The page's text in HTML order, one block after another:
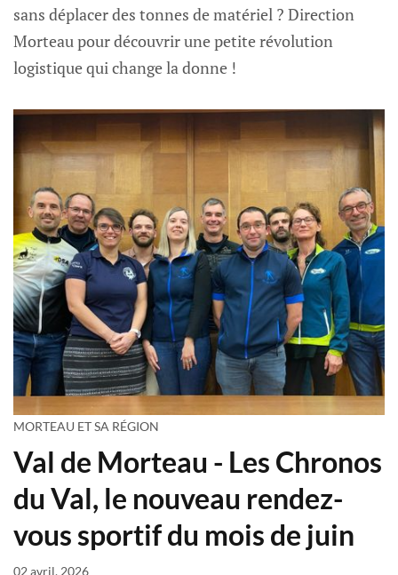
sans déplacer des tonnes de matériel ? Direction
Morteau pour découvrir une petite révolution
logistique qui change la donne !
MORTEAU ET SA RÉGION
Val de Morteau - Les Chronos
du Val, le nouveau rendez-
vous sportif du mois de juin
02 avril, 2026